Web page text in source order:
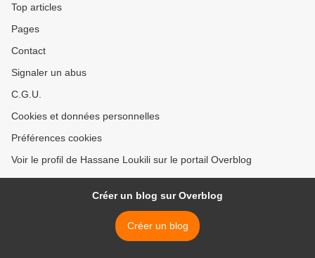
Top articles
Pages
Contact
Signaler un abus
C.G.U.
Cookies et données personnelles
Préférences cookies
Voir le profil de Hassane Loukili sur le portail Overblog
Créer un blog sur Overblog
Créer un blog